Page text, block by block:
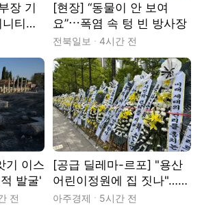
장 기
티팹'
[현장] “동물이 안 보여
요”⋯폭염 속 텅 빈 방사장
전북일보 4시간 전
기 이스
발굴'
전
[공급 딜레마-르포] "용산
어린이정원에 집 짓나"…정
부 공급 검토에 서울시·주
아주경제 5시간 전